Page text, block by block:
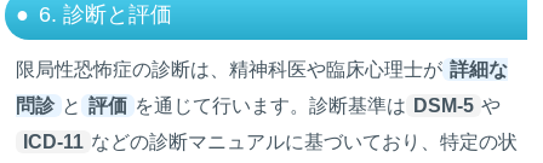
6. 診断と評価
限局性恐怖症の診断は、精神科医や臨床心理士が 詳細な
問診 と 評価 を通じて行います。診断基準は DSM-5 や
ICD-11 などの診断マニュアルに基づいており、特定の状